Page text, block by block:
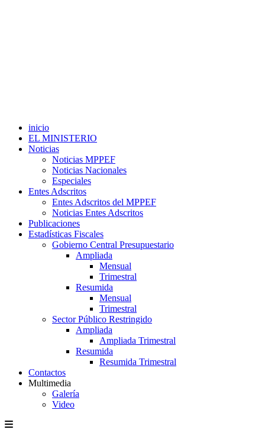
inicio
EL MINISTERIO
Noticias
Noticias MPPEF
Noticias Nacionales
Especiales
Entes Adscritos
Entes Adscritos del MPPEF
Noticias Entes Adscritos
Publicaciones
Estadísticas Fiscales
Gobierno Central Presupuestario
Ampliada
Mensual
Trimestral
Resumida
Mensual
Trimestral
Sector Público Restringido
Ampliada
Ampliada Trimestral
Resumida
Resumida Trimestral
Contactos
Multimedia
Galería
Video